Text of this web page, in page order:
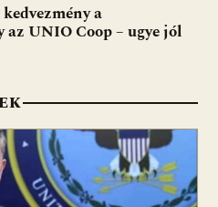
a
UNIO Coop – ugye jól